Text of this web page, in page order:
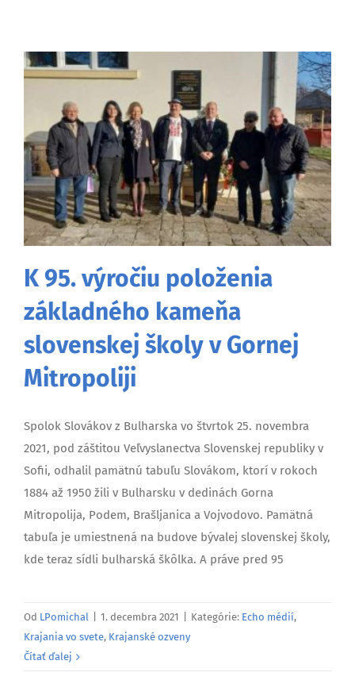
K 95. výročiu položenia
základného kameňa
slovenskej školy v Gornej
Mitropoliji
Spolok Slovákov z Bulharska vo štvrtok 25. novembra
2021, pod záštitou Veľvyslanectva Slovenskej republiky v
Sofii, odhalil pamätnú tabuľu Slovákom, ktorí v rokoch
1884 až 1950 žili v Bulharsku v dedinách Gorna
Mitropolija, Podem, Brašljanica a Vojvodovo. Pamätná
tabuľa je umiestnená na budove bývalej slovenskej školy,
kde teraz sídli bulharská škôlka. A práve pred 95
Od LPomichal 1. decembra 2021 Kategórie: Echo médií,
Krajania vo svete, Krajanské ozveny
Čítať ďalej